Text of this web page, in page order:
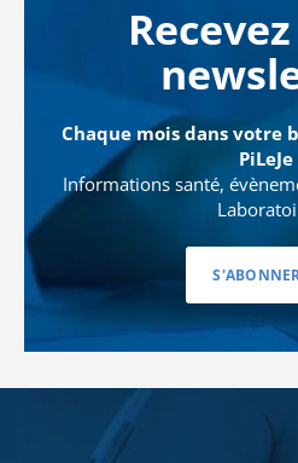
Chaque mois dans votre
PiLeJe
Informations santé,